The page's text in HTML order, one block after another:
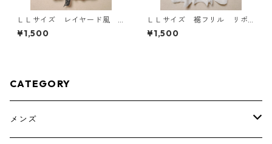
ＬＬサイズ レイヤード風
シフォンブラウス ブラッ
ク KAE-4786
¥1,500
ＬＬサイズ 裾フリル リボ
ン付きタンクトップ オフホ
ワイト KAE-4781
¥1,500
CATEGORY
メンズ